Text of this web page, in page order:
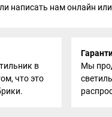
написать нам онлайн
в
что это
Мы